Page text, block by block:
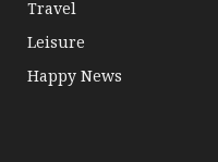
Travel
Leisure
Happy News